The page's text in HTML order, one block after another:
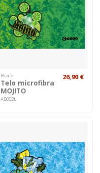
Home
Telo microfibra
MOJITO
AB002L
26,90 €